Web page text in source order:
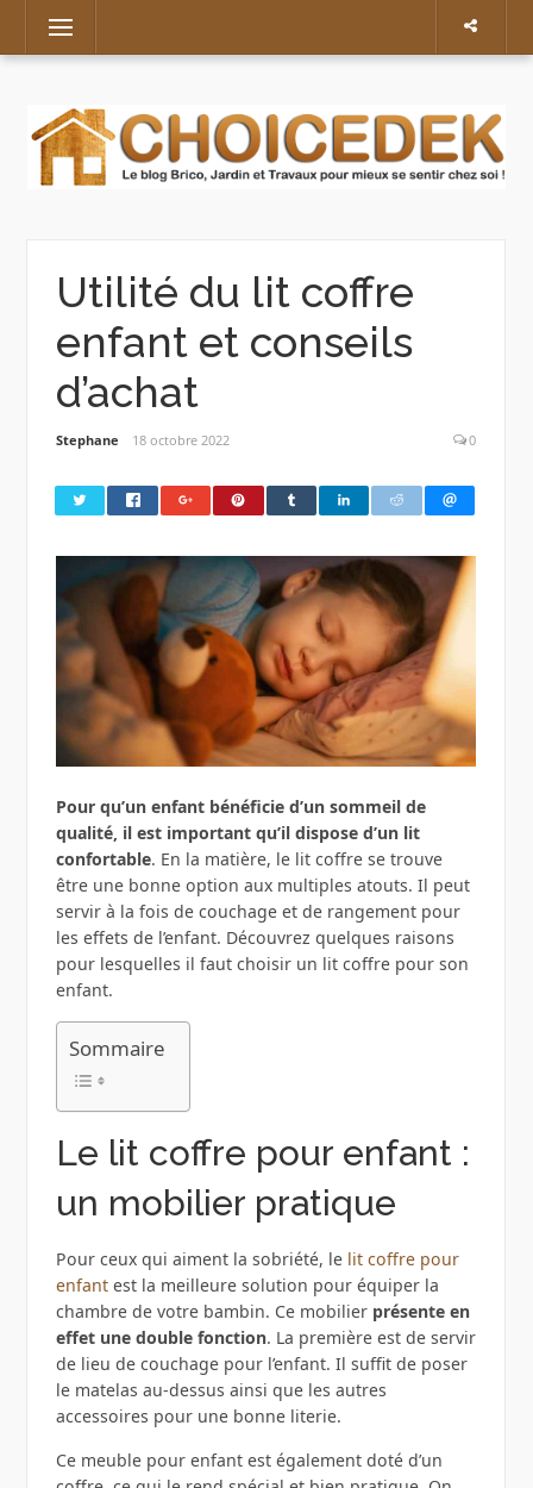
content
Menu
Utilité du lit coffre
enfant et conseils
d’achat
Stephane 18 octobre 2022 0
Pour qu’un enfant bénéficie d’un sommeil de
qualité, il est important qu’il dispose d’un lit
confortable. En la matière, le lit coffre se trouve
être une bonne option aux multiples atouts. Il peut
servir à la fois de couchage et de rangement pour
les effets de l’enfant. Découvrez quelques raisons
pour lesquelles il faut choisir un lit coffre pour son
enfant.
Sommaire
Le lit coffre pour enfant :
un mobilier pratique
Pour ceux qui aiment la sobriété, le lit coffre pour
enfantest la meilleure solution pour équiper la
chambre de votre bambin. Ce mobilier présente en
effet une double fonction. La première est de servir
de lieu de couchage pour l’enfant. Il suffit de poser
le matelas au-dessus ainsi que les autres
accessoires pour une bonne literie.
Ce meuble pour enfant est également doté d’un